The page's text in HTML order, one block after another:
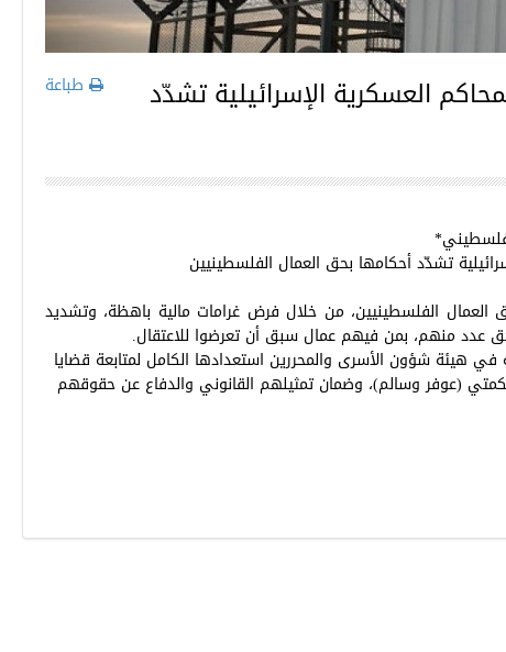
طباعة
العسكرية الإسرائيلية تشدّد
تشدّد أحكامها بحق العمال الفلسطينيين
العمال الفلسطينيين، من خلال فرض غرامات مالية باهظة، وتشديد
عدد منهم، بمن فيهم عمال سبق أن تعرضوا للاعتقال.
في هيئة شؤون الأسرى والمحررين استعدادها الكامل لمتابعة قضايا
(عوفر وسالم)، وضمان تمثيلهم القانوني والدفاع عن حقوقهم